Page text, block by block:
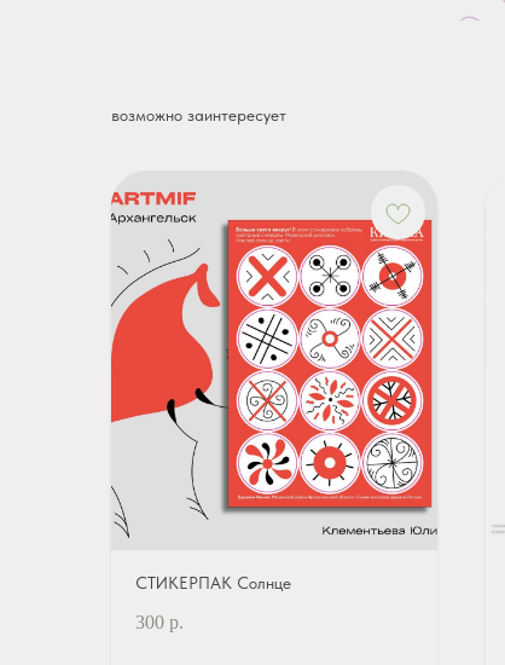
возможно заинтересует
СТИКЕРПАК Солнце
300 р.